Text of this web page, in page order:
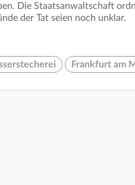
Die Staatsanwaltschaft
der Tat seien noch unklar.
Frankfurt am